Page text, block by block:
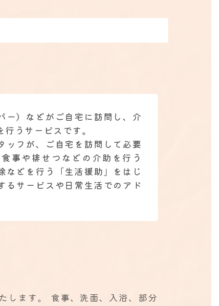
ー）などがご自宅に訪問し、介
うサービスです。
ッフが、ご自宅を訪問して必要
事や排せつなどの介助を行う
などを行う「生活援助」をはじ
るサービスや日常生活でのアド
します。 食事、洗面、入浴、部分